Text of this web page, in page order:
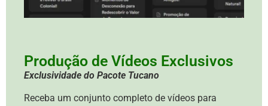
Produção de Vídeos Exclusivos
Exclusividade do Pacote Tucano
Receba um conjunto completo de vídeos para